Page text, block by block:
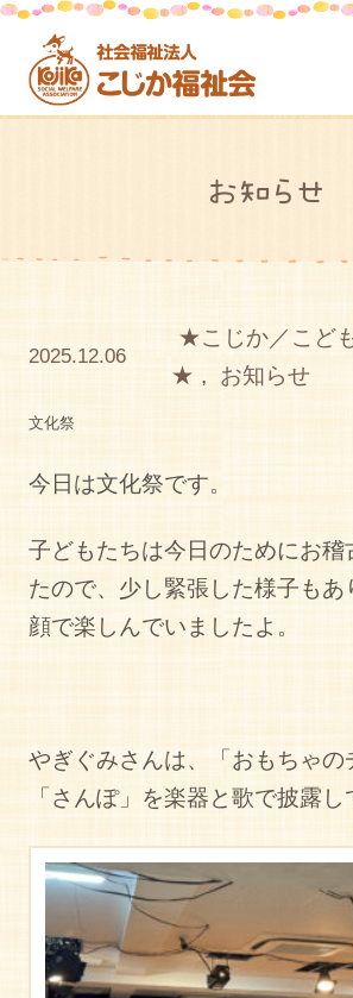
お知らせ
2025.12.06
★こじか／こど
★ , お知らせ
文化祭
今日は文化祭です。
子どもたちは今日のためにお稽
たので、少し緊張した様子もあ
顔で楽しんでいましたよ。
やぎぐみさんは、「おもちゃの
「さんぽ」を楽器と歌で披露し